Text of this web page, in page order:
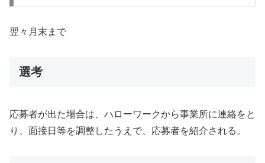
翌々月末まで
選考
応募者が出た場合は、ハローワークから事業所に連絡をと
り、面接日等を調整したうえで、応募者を紹介される。